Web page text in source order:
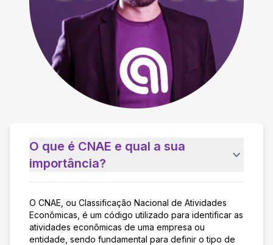
O que é CNAE e qual a sua
importância?
O CNAE, ou Classificação Nacional de Atividades
Econômicas, é um código utilizado para identificar as
atividades econômicas de uma empresa ou
entidade, sendo fundamental para definir o tipo de